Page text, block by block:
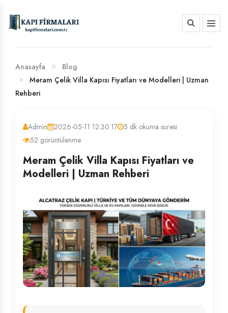
BANKA HESAP NUMARALARIMIZ
Anasayfa
Blog
Meram Çelik Villa Kapısı Fiyatları ve Modelleri | Uzman
Rehberi
Admin 2026-05-11 12:30:17 5 dk okuma süresi
52 görüntülenme
Meram Çelik Villa Kapısı Fiyatları ve
Modelleri | Uzman Rehberi